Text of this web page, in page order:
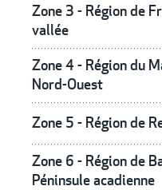
Zone 3 - Région de
vallée
Zone 4 - Région du
Nord-Ouest
Zone 5 - Région de
Zone 6 - Région de
Péninsule acadienne